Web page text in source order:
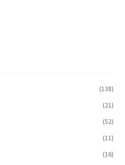
(138)
(21)
(52)
(11)
(16)